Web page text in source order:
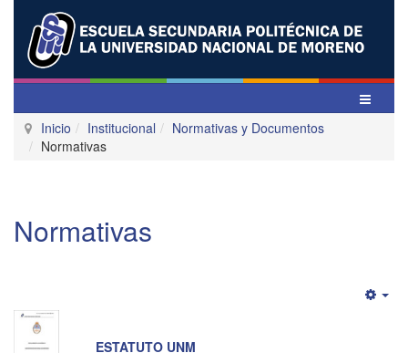
Inicio Institucional
Normativas y Documentos
Normativas
Normativas
ESTATUTO UNM